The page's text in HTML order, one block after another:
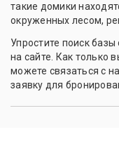
такие домики
окруженных лесом,
Упростите поиск
на сайте. Как только
можете связаться с
заявку для